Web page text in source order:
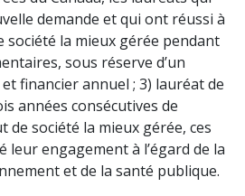
demande et qui ont réussi à
la mieux gérée pendant
sous réserve d’un
financier annuel ; 3) lauréat de
années consécutives de
de société la mieux gérée, ces
engagement à l’égard de la
et de la santé publique.